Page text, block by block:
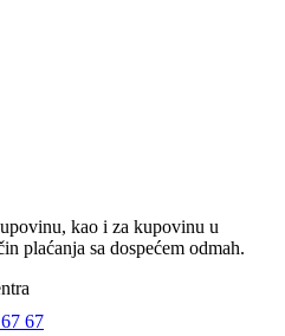
kao i za kupovinu u
plaćanja sa dospećem odmah.
67